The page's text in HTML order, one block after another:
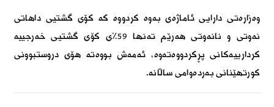
وەزارەتی دارایی ئاماژەی بەوە کردووە کە کۆی گشتیی داهاتی
نەوتی و نانەوتی هەرێم تەنها 59٪ی کۆی گشتیی خەرجییە
کردارییەکانی پڕکردووەتەوە، ئەمەش بووەتە هۆی دروستبوونی
کورتهێنانی بەردەوامی ساڵانە.